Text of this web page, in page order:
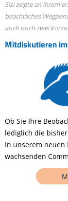
Sisi zeigte an ihrem
beachtliches
auch noch zwei
Mitdiskutieren
Ob Sie Ihre
lediglich die
In unserem neuen
wachsenden